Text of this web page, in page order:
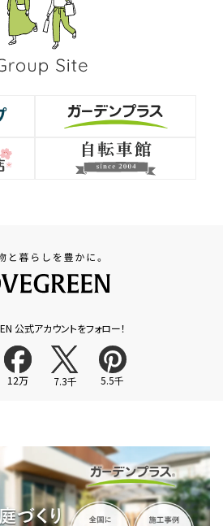
公式アカウントをフォロー！
12万 7.3千 5.5千